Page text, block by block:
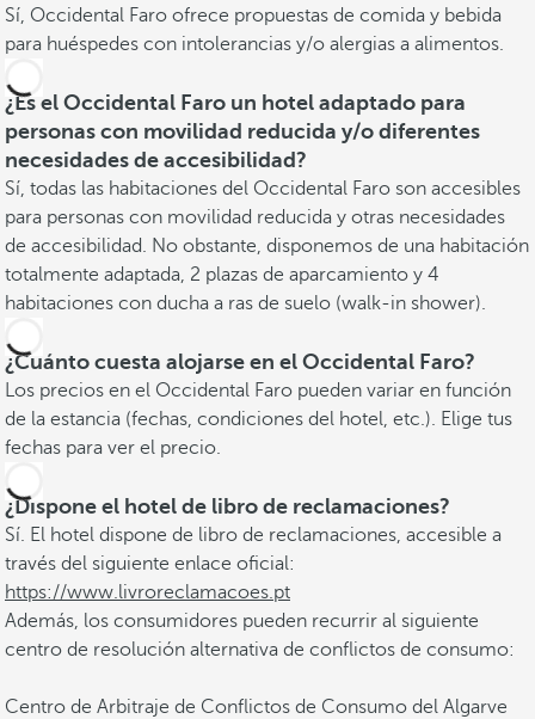
Sí, Occidental Faro ofrece propuestas de comida y bebida
para huéspedes con intolerancias y/o alergias a alimentos.
¿Es el Occidental Faro un hotel adaptado para
personas con movilidad reducida y/o diferentes
necesidades de accesibilidad?
Sí, todas las habitaciones del Occidental Faro son accesibles
para personas con movilidad reducida y otras necesidades
de accesibilidad. No obstante, disponemos de una habitación
totalmente adaptada, 2 plazas de aparcamiento y 4
habitaciones con ducha a ras de suelo (walk-in shower).
¿Cuánto cuesta alojarse en el Occidental Faro?
Los precios en el Occidental Faro pueden variar en función
de la estancia (fechas, condiciones del hotel, etc.). Elige tus
fechas para ver el precio.
¿Dispone el hotel de libro de reclamaciones?
Sí. El hotel dispone de libro de reclamaciones, accesible a
través del siguiente enlace oficial:
https://www.livroreclamacoes.pt
Además, los consumidores pueden recurrir al siguiente
centro de resolución alternativa de conflictos de consumo:
Centro de Arbitraje de Conflictos de Consumo del Algarve